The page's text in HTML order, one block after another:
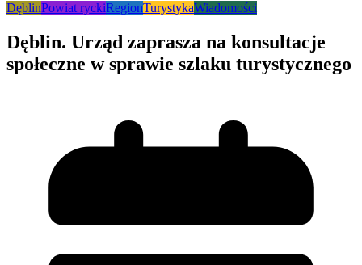
DęblinPowiat ryckiRegionTurystykaWiadomości
Dęblin. Urząd zaprasza na konsultacje
społeczne w sprawie szlaku turystycznego